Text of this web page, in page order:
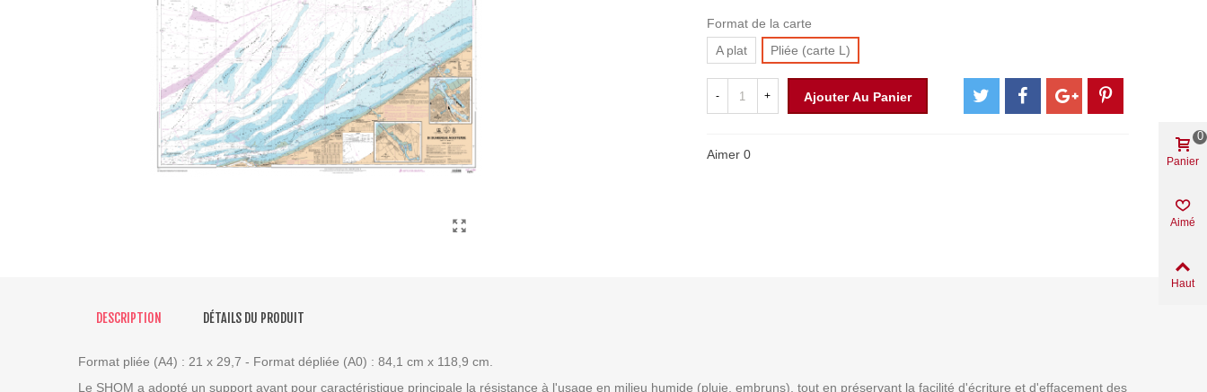
Format de la carte
A plat
Pliée (carte L)
- + Ajouter Au Panier
Aimer 0
DESCRIPTION DÉTAILS DU PRODUIT
Format pliée (A4) : 21 x 29,7 - Format dépliée (A0) : 84,1 cm x 118,9 cm.
Le SHOM a adopté un support ayant pour caractéristique principale la résistance à l'usage en milieu humide (pluie, embruns), tout en préservant la facilité d'écriture et d'effacement des
Panier
0
Aimé
Haut